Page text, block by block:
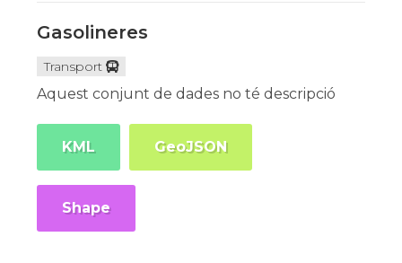
Gasolineres
Transport
Aquest conjunt de dades no té descripció
KML GeoJSON
Shape